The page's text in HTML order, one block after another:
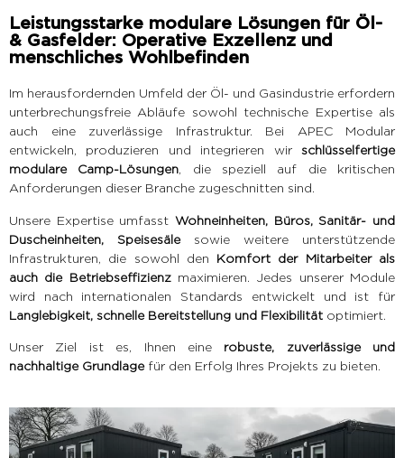
Leistungsstarke modulare Lösungen für Öl-
& Gasfelder: Operative Exzellenz und
menschliches Wohlbefinden
Im herausfordernden Umfeld der Öl- und Gasindustrie erfordern
unterbrechungsfreie Abläufe sowohl technische Expertise als
auch eine zuverlässige Infrastruktur. Bei APEC Modular
entwickeln, produzieren und integrieren wir schlüsselfertige
modulare Camp-Lösungen, die speziell auf die kritischen
Anforderungen dieser Branche zugeschnitten sind.
Unsere Expertise umfasst Wohneinheiten, Büros, Sanitär- und
Duscheinheiten, Speisesälesowie weitere unterstützende
Infrastrukturen, die sowohl den Komfort der Mitarbeiter als
auch die Betriebseffizienzmaximieren. Jedes unserer Module
wird nach internationalen Standards entwickelt und ist für
Langlebigkeit, schnelle Bereitstellung und Flexibilität optimiert.
Unser Ziel ist es, Ihnen eine robuste, zuverlässige und
nachhaltige Grundlagefür den Erfolg Ihres Projekts zu bieten.